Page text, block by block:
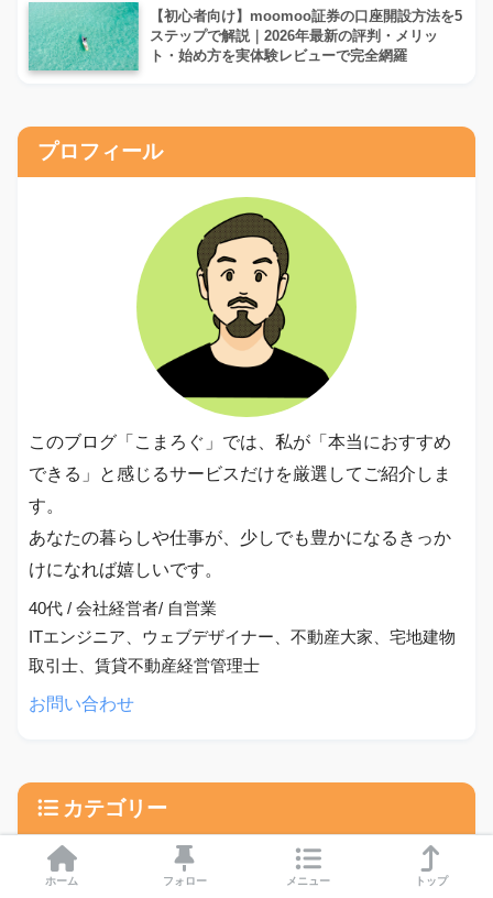
【初心者向け】moomoo証券の口座開設方法を5
ステップで解説｜2026年最新の評判・メリッ
ト・始め方を実体験レビューで完全網羅
プロフィール
このブログ「こまろぐ」では、私が「本当におすすめ
できる」と感じるサービスだけを厳選してご紹介しま
す。
あなたの暮らしや仕事が、少しでも豊かになるきっか
けになれば嬉しいです。
40代 / 会社経営者/ 自営業
ITエンジニア、ウェブデザイナー、不動産大家、宅地建物
取引士、賃貸不動産経営管理士
お問い合わせ
カテゴリー
ホーム フォロー メニュー トップ